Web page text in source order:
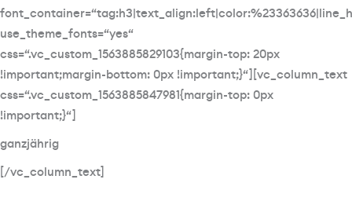
use_theme_fonts=“yes“
css=“.vc_custom_1563885829103{margin-top: 20px
!important;margin-bottom: 0px !important;}“][vc_column_text
css=“.vc_custom_1563885847981{margin-top: 0px
!important;}“]
ganzjährig
[/vc_column_text]